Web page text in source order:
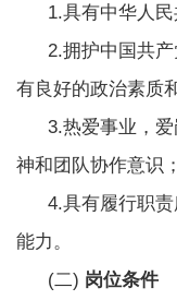
1.具有中华人民
2.拥护中国共
有良好的政治素质
3.热爱事业，
神和团队协作意识；
4.具有履行职
能力。
(二) 岗位条件